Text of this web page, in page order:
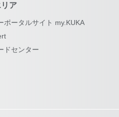
ア
ポータルサイト my.KUKA
ドセンター